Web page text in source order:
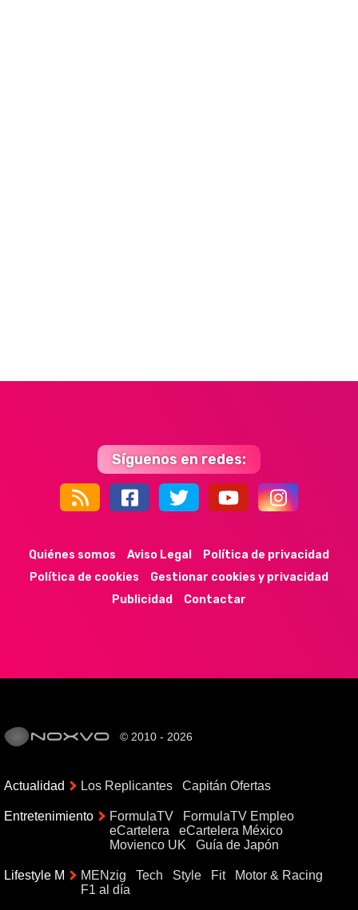
Síguenos en redes:
Quiénes somos Aviso Legal
Política de privacidad
Política de cookies
Gestionar cookies y privacidad
Publicidad
Contactar
© 2010 - 2026
Actualidad Los Replicantes Capitán Ofertas
Entretenimiento FormulaTV
FormulaTV Empleo
eCartelera
eCartelera México
Movienco UK
Guía de Japón
Lifestyle M MENzig Tech Style Fit
Motor & Racing
F1 al día